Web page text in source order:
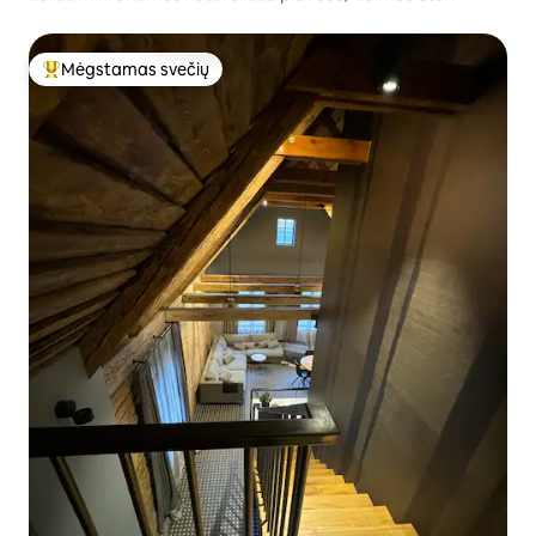
Svečių mėgstamiausias
Mėgstamas svečių